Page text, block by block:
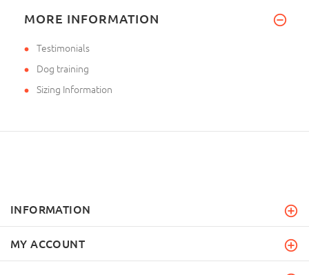
MORE INFORMATION
Testimonials
Dog training
Sizing Information
INFORMATION
MY ACCOUNT